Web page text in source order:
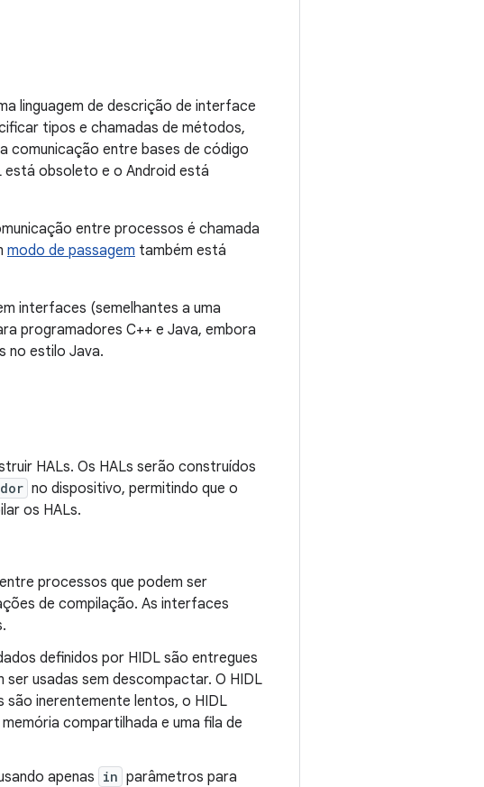
linguagem de descrição de interface
tipos e chamadas de métodos,
comunicação entre bases de código
está obsoleto e o Android está
entre processos é chamada
modo de passagem também está
interfaces (semelhantes a uma
programadores C++ e Java, embora
no estilo Java.
HALs. Os HALs serão construídos
no dispositivo, permitindo que o
os HALs.
processos que podem ser
de compilação. As interfaces
definidos por HIDL são entregues
usadas sem descompactar. O HIDL
inerentemente lentos, o HIDL
compartilhada e uma fila de
apenas in parâmetros para